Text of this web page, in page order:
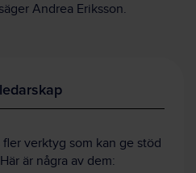
Andrea Eriksson.
verktyg som kan ge stöd
är några av dem: